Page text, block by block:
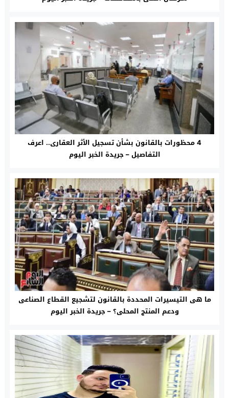
4 محظورات بالقانون بشأن تسجيل الأثر العقارى.. اعرف
التفاصيل – جريدة الخبر اليوم
ما هى التيسيرات المحددة بالقانون لتشجيع القطاع الصناعى
ودعم المنتج المحلى؟ – جريدة الخبر اليوم